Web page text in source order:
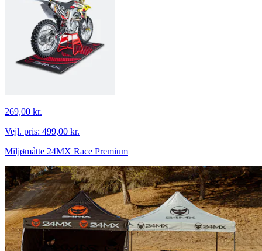
269,00 kr.
Vejl. pris: 499,00 kr.
Miljømåtte 24MX Race Premium